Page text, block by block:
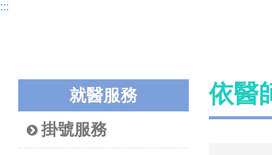
:::
就醫服務
掛號服務
依醫